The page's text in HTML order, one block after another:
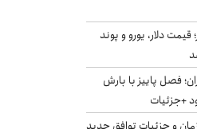
قیمت دلار، یورو و پوند
فصل پاییز با بارش
+جزئیات